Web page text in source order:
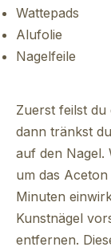
Wattepads
Alufolie
Nagelfeile
Zuerst feilst du
dann tränkst
auf den Nagel.
um das
Minuten
Kunstnägel
entfernen.